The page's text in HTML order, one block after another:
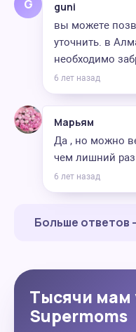
G guni
вы можете
уточнить. в
необходимо
6 лет назад
Марьям
Да , но можно
чем лишний раз
6 лет назад
Больше ответов
Тысячи мам
Supermoms